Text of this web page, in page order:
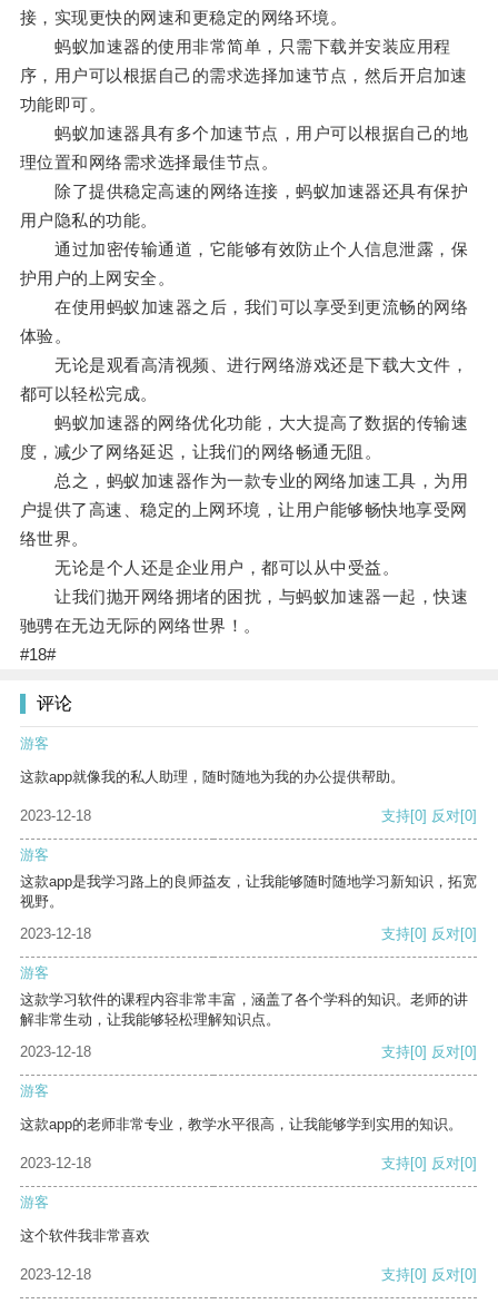
接，实现更快的网速和更稳定的网络环境。
蚂蚁加速器的使用非常简单，只需下载并安装应用程
序，用户可以根据自己的需求选择加速节点，然后开启加速
功能即可。
蚂蚁加速器具有多个加速节点，用户可以根据自己的地
理位置和网络需求选择最佳节点。
除了提供稳定高速的网络连接，蚂蚁加速器还具有保护
用户隐私的功能。
通过加密传输通道，它能够有效防止个人信息泄露，保
护用户的上网安全。
在使用蚂蚁加速器之后，我们可以享受到更流畅的网络
体验。
无论是观看高清视频、进行网络游戏还是下载大文件，
都可以轻松完成。
蚂蚁加速器的网络优化功能，大大提高了数据的传输速
度，减少了网络延迟，让我们的网络畅通无阻。
总之，蚂蚁加速器作为一款专业的网络加速工具，为用
户提供了高速、稳定的上网环境，让用户能够畅快地享受网
络世界。
无论是个人还是企业用户，都可以从中受益。
让我们抛开网络拥堵的困扰，与蚂蚁加速器一起，快速
驰骋在无边无际的网络世界！。
#18#
评论
游客
这款app就像我的私人助理，随时随地为我的办公提供帮助。
2023-12-18 支持[0] 反对[0]
游客
这款app是我学习路上的良师益友，让我能够随时随地学习新知识，拓宽
视野。
2023-12-18
支持[0] 反对[0]
游客
这款学习软件的课程内容非常丰富，涵盖了各个学科的知识。老师的讲
解非常生动，让我能够轻松理解知识点。
2023-12-18
支持[0] 反对[0]
游客
这款app的老师非常专业，教学水平很高，让我能够学到实用的知识。
2023-12-18 支持[0] 反对[0]
游客
这个软件我非常喜欢
2023-12-18 支持[0] 反对[0]